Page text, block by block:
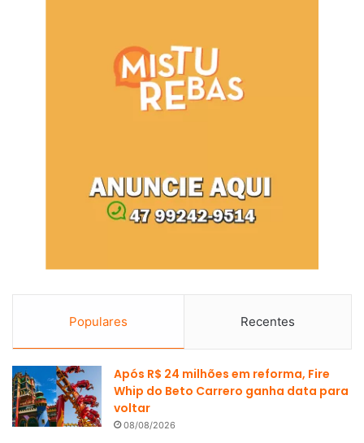
Populares Recentes
Após R$ 24 milhões em reforma, Fire
Whip do Beto Carrero ganha data para
voltar
08/08/2026